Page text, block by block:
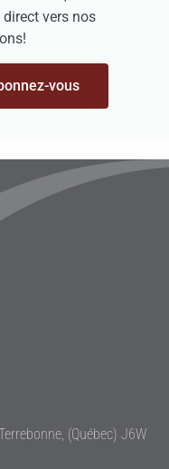
direct vers nos
vous
(Québec) J6W